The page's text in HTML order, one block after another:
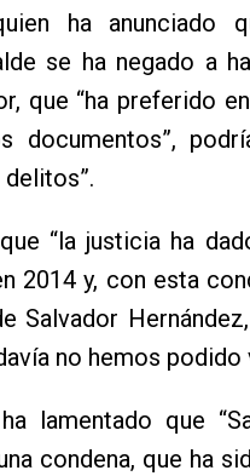
ha anunciado
se ha negado a
que “ha preferido
documentos”,
“la justicia ha
2014 y, con esta
Salvador
no hemos podido
lamentado que
condena, que ha